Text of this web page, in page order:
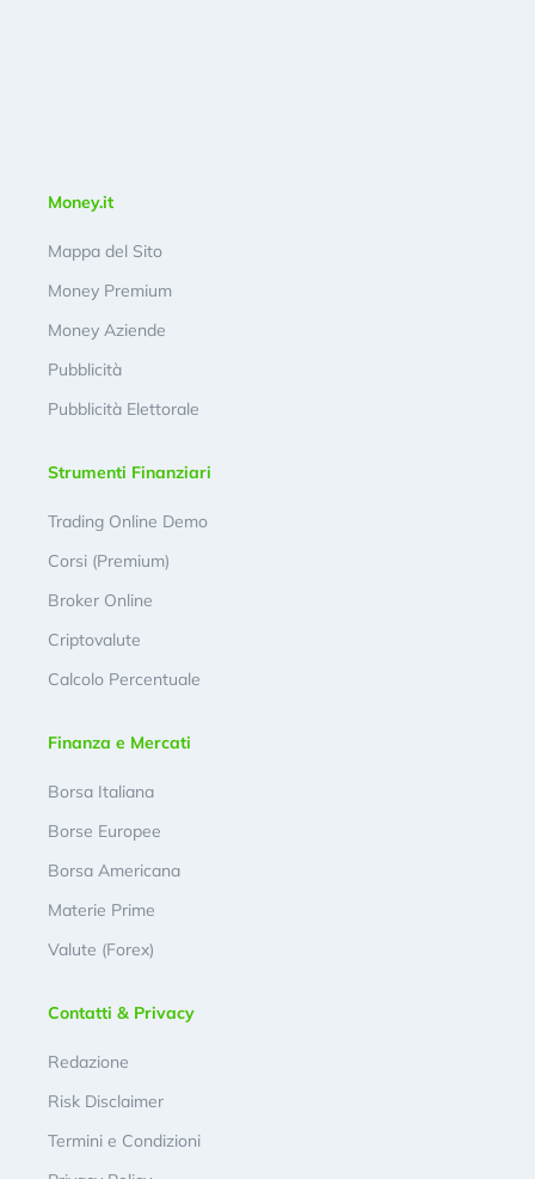
Money.it
Mappa del Sito
Money Premium
Money Aziende
Pubblicità
Pubblicità Elettorale
Strumenti Finanziari
Trading Online Demo
Corsi (Premium)
Broker Online
Criptovalute
Calcolo Percentuale
Finanza e Mercati
Borsa Italiana
Borse Europee
Borsa Americana
Materie Prime
Valute (Forex)
Contatti & Privacy
Redazione
Risk Disclaimer
Termini e Condizioni